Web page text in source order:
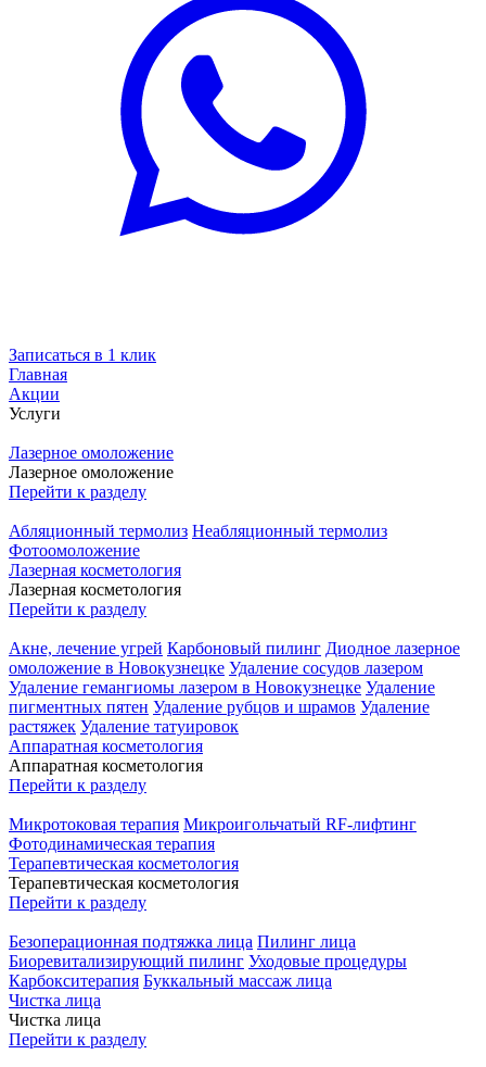
Записаться в 1 клик
Главная
Акции
Услуги
Лазерное омоложение
Лазерное омоложение
Перейти к разделу
Абляционный термолиз Неабляционный термолиз
Фотоомоложение
Лазерная косметология
Лазерная косметология
Перейти к разделу
Акне, лечение угрей Карбоновый пилинг Диодное лазерное
омоложение в Новокузнецке Удаление сосудов лазером
Удаление гемангиомы лазером в Новокузнецке Удаление
пигментных пятен Удаление рубцов и шрамов Удаление
растяжек Удаление татуировок
Аппаратная косметология
Аппаратная косметология
Перейти к разделу
Микротоковая терапия Микроигольчатый RF-лифтинг
Фотодинамическая терапия
Терапевтическая косметология
Терапевтическая косметология
Перейти к разделу
Безоперационная подтяжка лица Пилинг лица
Биоревитализирующий пилинг Уходовые процедуры
Карбокситерапия Буккальный массаж лица
Чистка лица
Чистка лица
Перейти к разделу